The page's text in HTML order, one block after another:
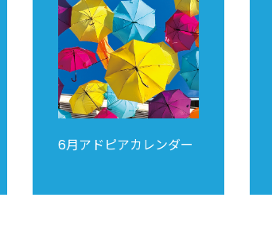
6月アドピアカレンダー